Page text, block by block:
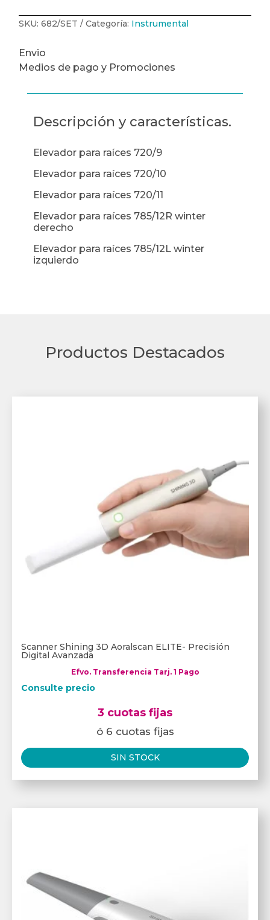
SKU:682/SET Categoría: Instrumental
Envio
Medios de pago y Promociones
Descripción y características.
Elevador para raíces 720/9
Elevador para raíces 720/10
Elevador para raíces 720/11
Elevador para raíces 785/12R winter
derecho
Elevador para raíces 785/12L winter
izquierdo
Productos Destacados
Scanner Shining 3D Aoralscan ELITE- Precisión
Digital Avanzada
Efvo. Transferencia Tarj. 1 Pago
Consulte precio
3 cuotas fijas
ó 6 cuotas fijas
SIN STOCK